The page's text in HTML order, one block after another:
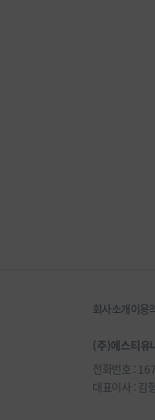
회사소개이용
(주)에스티유
전화번호 :
대표이사 : 김